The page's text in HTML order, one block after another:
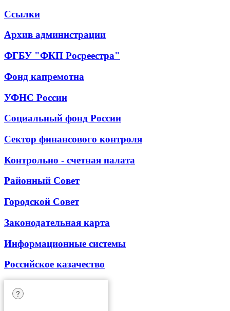
Ссылки
Архив администрации
ФГБУ "ФКП Росреестра"
Фонд капремотна
УФНС России
Социальный фонд России
Сектор финансового контроля
Контрольно - счетная палата
Районный Совет
Городской Совет
Законодательная карта
Информационные системы
Российское казачество
?